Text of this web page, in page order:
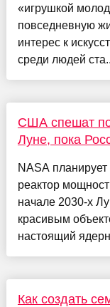
«игрушкой
повседневную
интерес к
среди людей
США спешат
Луне, пока
NASA
реактор
начале 2030-х
красивым
настоящий
Как создать